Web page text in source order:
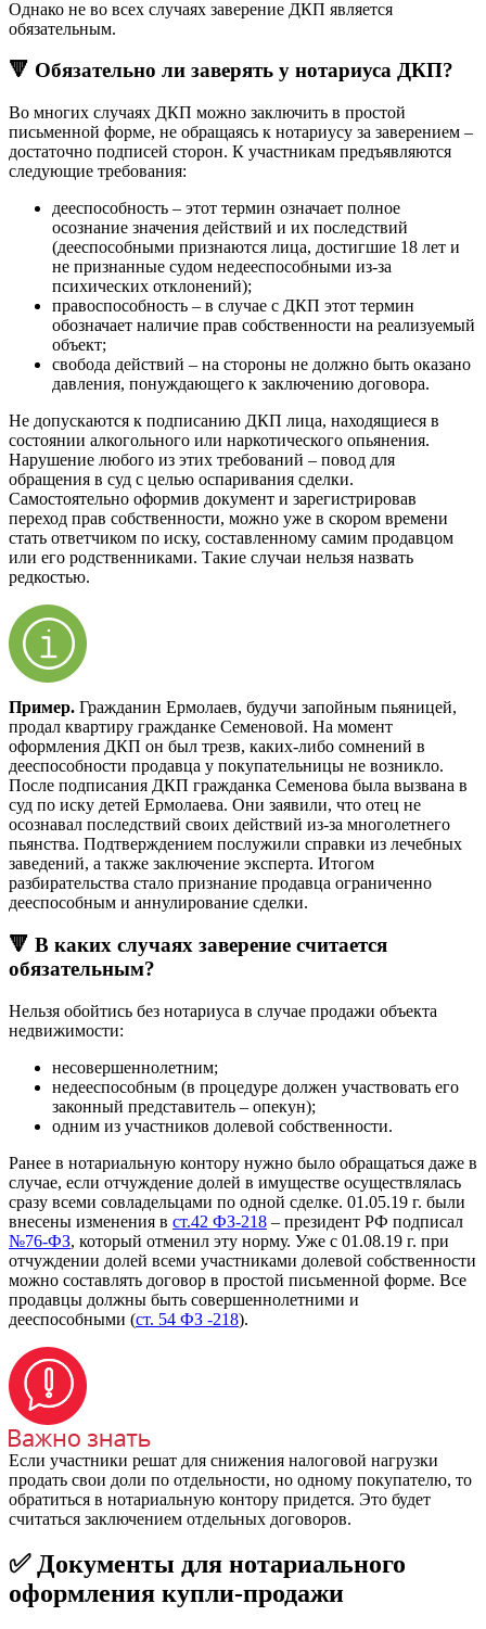
Однако не во всех случаях заверение ДКП является
обязательным.
🔻 Обязательно ли заверять у нотариуса ДКП?
Во многих случаях ДКП можно заключить в простой
письменной форме, не обращаясь к нотариусу за заверением –
достаточно подписей сторон. К участникам предъявляются
следующие требования:
дееспособность – этот термин означает полное
осознание значения действий и их последствий
(дееспособными признаются лица, достигшие 18 лет и
не признанные судом недееспособными из-за
психических отклонений);
правоспособность – в случае с ДКП этот термин
обозначает наличие прав собственности на реализуемый
объект;
свобода действий – на стороны не должно быть оказано
давления, понуждающего к заключению договора.
Не допускаются к подписанию ДКП лица, находящиеся в
состоянии алкогольного или наркотического опьянения.
Нарушение любого из этих требований – повод для
обращения в суд с целью оспаривания сделки.
Самостоятельно оформив документ и зарегистрировав
переход прав собственности, можно уже в скором времени
стать ответчиком по иску, составленному самим продавцом
или его родственниками. Такие случаи нельзя назвать
редкостью.
Пример. Гражданин Ермолаев, будучи запойным пьяницей,
продал квартиру гражданке Семеновой. На момент
оформления ДКП он был трезв, каких-либо сомнений в
дееспособности продавца у покупательницы не возникло.
После подписания ДКП гражданка Семенова была вызвана в
суд по иску детей Ермолаева. Они заявили, что отец не
осознавал последствий своих действий из-за многолетнего
пьянства. Подтверждением послужили справки из лечебных
заведений, а также заключение эксперта. Итогом
разбирательства стало признание продавца ограниченно
дееспособным и аннулирование сделки.
🔻 В каких случаях заверение считается
обязательным?
Нельзя обойтись без нотариуса в случае продажи объекта
недвижимости:
несовершеннолетним;
недееспособным (в процедуре должен участвовать его
законный представитель – опекун);
одним из участников долевой собственности.
Ранее в нотариальную контору нужно было обращаться даже в
случае, если отчуждение долей в имуществе осуществлялась
сразу всеми совладельцами по одной сделке. 01.05.19 г. были
внесены изменения в ст.42 ФЗ-218 – президент РФ подписал
№76-ФЗ, который отменил эту норму. Уже с 01.08.19 г. при
отчуждении долей всеми участниками долевой собственности
можно составлять договор в простой письменной форме. Все
продавцы должны быть совершеннолетними и
дееспособными (ст. 54 ФЗ -218).
Если участники решат для снижения налоговой нагрузки
продать свои доли по отдельности, но одному покупателю, то
обратиться в нотариальную контору придется. Это будет
считаться заключением отдельных договоров.
✅ Документы для нотариального
оформления купли-продажи